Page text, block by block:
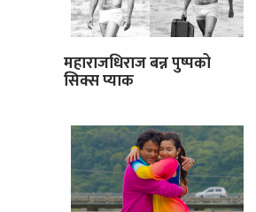
महाराजधिराज बन्न पुष्पको
सिक्स प्याक